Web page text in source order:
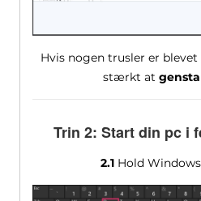
Hvis nogen trusler er
stærkt at
Trin 2: Start din pc i
2.1 Hold